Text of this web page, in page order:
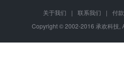
关于我们 | 联系我们 |
付
Copyright © 2002-2016 承欢科技